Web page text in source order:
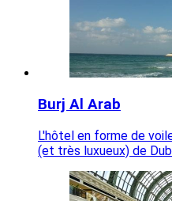
Burj Al Arab
L'hôtel en forme de
(et très luxueux) de